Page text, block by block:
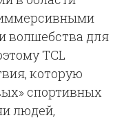
иммерсивными
волшебства для
TCL
которую
спортивных
людей,